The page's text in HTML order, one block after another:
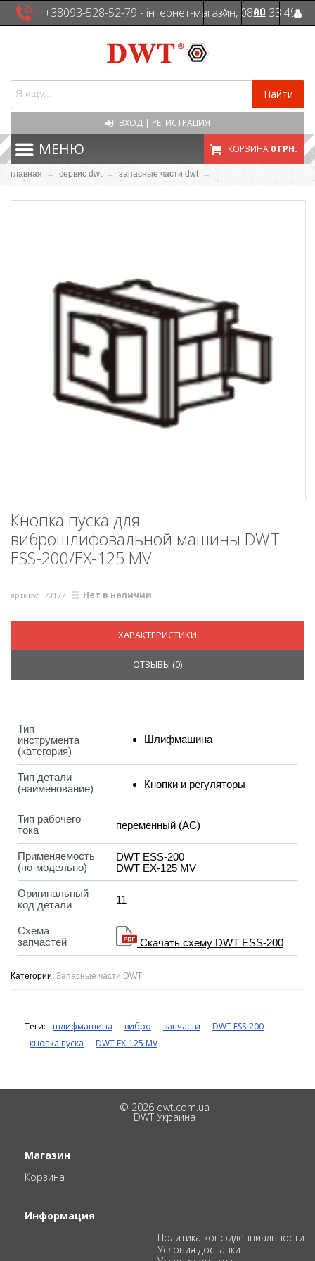
+38093-528-52-79 - інтернет-магазин, 0800 33 49
UA RU
Найти
ВХОД | РЕГИСТРАЦИЯ
МЕНЮ КОРЗИНА 0 ГРН.
главная → сервис dwt → запасные части dwt →
Кнопка пуска для
виброшлифовальной машины DWT
ESS-200/EX-125 MV
артикул: 73177 Нет в наличии
ХАРАКТЕРИСТИКИ
ОТЗЫВЫ (0)
Тип
инструмента
(категория)
Шлифмашина
Тип детали
(наименование)
Кнопки и регуляторы
Тип рабочего
тока
переменный (AC)
Применяемость
(по-модельно)
DWT ESS-200
DWT EX-125 MV
Оригинальный
код детали
11
Схема
запчастей
Скачать схему DWT ESS-200
Категории: Запасные части DWT
Теги: шлифмашина вибро запчасти
DWT ESS-200
кнопка пуска
DWT EX-125 MV
© 2026 dwt.com.ua
DWT Украина
Магазин
Корзина
Информация
Политика конфиденциальности
Условия доставки